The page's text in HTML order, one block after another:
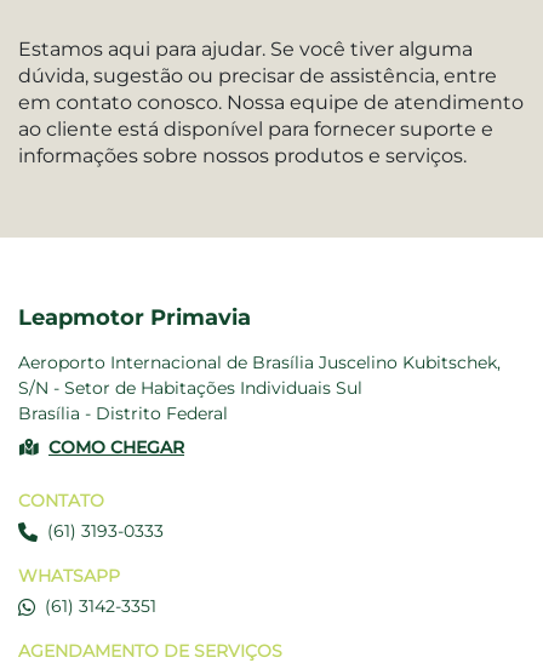
Estamos aqui para ajudar. Se você tiver alguma
dúvida, sugestão ou precisar de assistência, entre
em contato conosco. Nossa equipe de atendimento
ao cliente está disponível para fornecer suporte e
informações sobre nossos produtos e serviços.
Leapmotor Primavia
Aeroporto Internacional de Brasília Juscelino Kubitschek,
S/N - Setor de Habitações Individuais Sul
Brasília - Distrito Federal
COMO CHEGAR
CONTATO
(61) 3193-0333
WHATSAPP
(61) 3142-3351
AGENDAMENTO DE SERVIÇOS